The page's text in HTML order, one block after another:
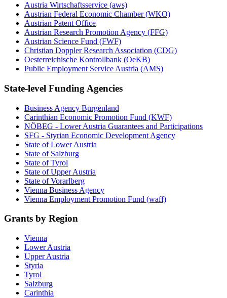
Austria Wirtschaftsservice (aws)
Austrian Federal Economic Chamber (WKO)
Austrian Patent Office
Austrian Research Promotion Agency (FFG)
Austrian Science Fund (FWF)
Christian Doppler Research Association (CDG)
Oesterreichische Kontrollbank (OeKB)
Public Employment Service Austria (AMS)
State-level Funding Agencies
Business Agency Burgenland
Carinthian Economic Promotion Fund (KWF)
NÖBEG - Lower Austria Guarantees and Participations
SFG - Styrian Economic Development Agency
State of Lower Austria
State of Salzburg
State of Tyrol
State of Upper Austria
State of Vorarlberg
Vienna Business Agency
Vienna Employment Promotion Fund (waff)
Grants by Region
Vienna
Lower Austria
Upper Austria
Styria
Tyrol
Salzburg
Carinthia